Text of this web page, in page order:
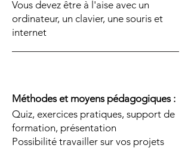
Vous devez être à l'aise avec un
ordinateur, un clavier, une souris et
internet
Méthodes et moyens pédagogiques :
Quiz, exercices pratiques, support de
formation, présentation
Possibilité travailler sur vos projets